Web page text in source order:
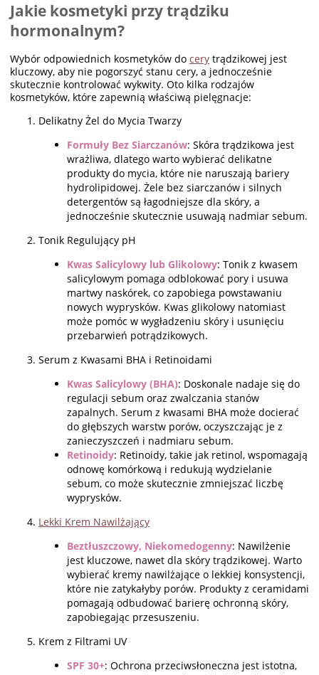
Jakie kosmetyki przy trądziku
hormonalnym?
Wybór odpowiednich kosmetyków do cery trądzikowej jest
kluczowy, aby nie pogorszyć stanu cery, a jednocześnie
skutecznie kontrolować wykwity. Oto kilka rodzajów
kosmetyków, które zapewnią właściwą pielęgnacje:
Delikatny Żel do Mycia Twarzy
Formuły Bez Siarczanów: Skóra trądzikowa jest
wrażliwa, dlatego warto wybierać delikatne
produkty do mycia, które nie naruszają bariery
hydrolipidowej. Żele bez siarczanów i silnych
detergentów są łagodniejsze dla skóry, a
jednocześnie skutecznie usuwają nadmiar sebum.
Tonik Regulujący pH
Kwas Salicylowy lub Glikolowy: Tonik z kwasem
salicylowym pomaga odblokować pory i usuwa
martwy naskórek, co zapobiega powstawaniu
nowych wyprysków. Kwas glikolowy natomiast
może pomóc w wygładzeniu skóry i usunięciu
przebarwień potrądzikowych.
Serum z Kwasami BHA i Retinoidami
Kwas Salicylowy (BHA): Doskonale nadaje się do
regulacji sebum oraz zwalczania stanów
zapalnych. Serum z kwasami BHA może docierać
do głębszych warstw porów, oczyszczając je z
zanieczyszczeń i nadmiaru sebum.
Retinoidy: Retinoidy, takie jak retinol, wspomagają
odnowę komórkową i redukują wydzielanie
sebum, co może skutecznie zmniejszać liczbę
wyprysków.
Lekki Krem Nawilżający
Beztłuszczowy, Niekomedogenny: Nawilżenie
jest kluczowe, nawet dla skóry trądzikowej. Warto
wybierać kremy nawilżające o lekkiej konsystencji,
które nie zatykałyby porów. Produkty z ceramidami
pomagają odbudować barierę ochronną skóry,
zapobiegając przesuszeniu.
Krem z Filtrami UV
SPF 30+: Ochrona przeciwsłoneczna jest istotna,